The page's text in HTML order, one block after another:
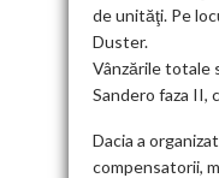
de unităţi. Pe
Duster.
Vânzările totale
Sandero faza II,
Dacia a
compensatorii,